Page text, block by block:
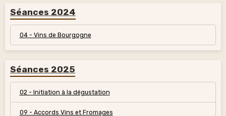
Séances 2024
04 - Vins de Bourgogne
Séances 2025
02 - Initiation à la dégustation
09 - Accords Vins et Fromages